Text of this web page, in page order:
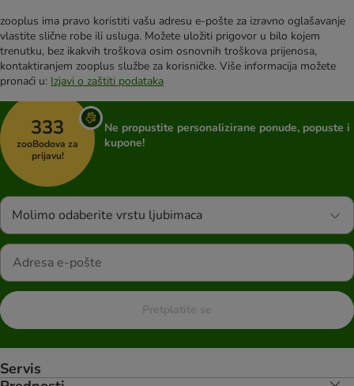
zooplus ima pravo koristiti vašu adresu e-pošte za izravno oglašavanje
vlastite slične robe ili usluga. Možete uložiti prigovor u bilo kojem
trenutku, bez ikakvih troškova osim osnovnih troškova prijenosa,
kontaktiranjem zooplus službe za korisničke. Više informacija možete
pronaći u: Izjavi o zaštiti podataka
333
zooBodova za
prijavu!
Ne propustite personalizirane ponude, popuste i
kupone!
Molimo odaberite vrstu ljubimaca
Pretplatite se
Servis